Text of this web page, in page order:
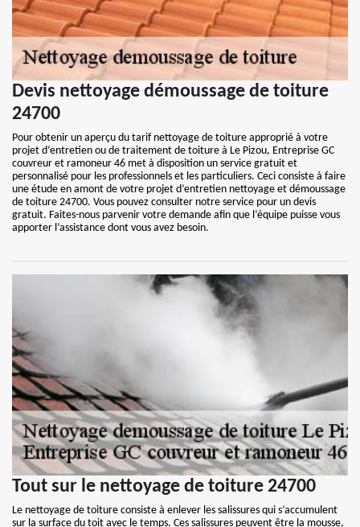
Devis nettoyage démoussage de toiture
24700
Pour obtenir un aperçu du tarif nettoyage de toiture approprié à votre
projet d’entretien ou de traitement de toiture à Le Pizou, Entreprise GC
couvreur et ramoneur 46 met à disposition un service gratuit et
personnalisé pour les professionnels et les particuliers. Ceci consiste à faire
une étude en amont de votre projet d’entretien nettoyage et démoussage
de toiture 24700. Vous pouvez consulter notre service pour un devis
gratuit. Faites-nous parvenir votre demande afin que l’équipe puisse vous
apporter l’assistance dont vous avez besoin.
Tout sur le nettoyage de toiture 24700
Le nettoyage de toiture consiste à enlever les salissures qui s’accumulent
sur la surface du toit avec le temps. Ces salissures peuvent être la mousse,